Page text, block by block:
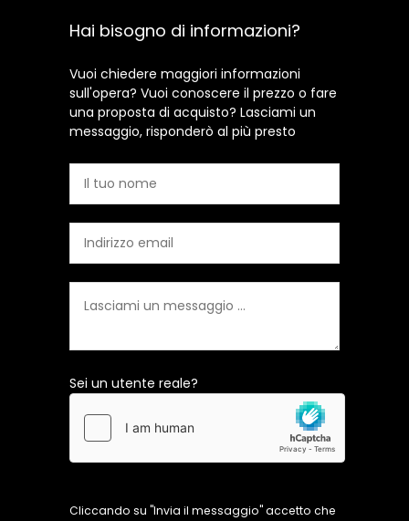
Hai bisogno di informazioni?
Vuoi chiedere maggiori informazioni
sull'opera? Vuoi conoscere il prezzo o fare
una proposta di acquisto? Lasciami un
messaggio, risponderò al più presto
Sei un utente reale?
Cliccando su "Invia il messaggio" accetto che